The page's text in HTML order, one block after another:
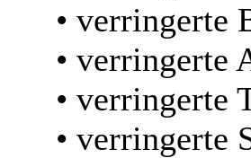
• verringerte
• verringerte
• verringerte
• verringerte